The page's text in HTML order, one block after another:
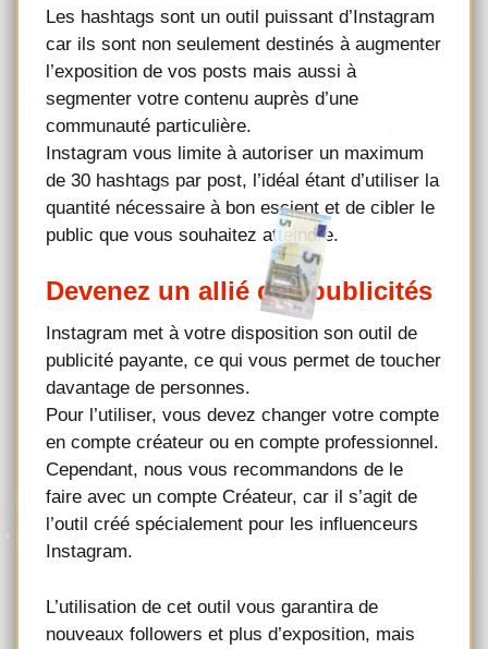
Les hashtags sont un outil puissant d’Instagram
car ils sont non seulement destinés à augmenter
l’exposition de vos posts mais aussi à
segmenter votre contenu auprès d’une
communauté particulière.
Instagram vous limite à autoriser un maximum
de 30 hashtags par post, l’idéal étant d’utiliser la
quantité nécessaire à bon escient et de cibler le
public que vous souhaitez atteindre.
Devenez un allié des publicités
Instagram met à votre disposition son outil de
publicité payante, ce qui vous permet de toucher
davantage de personnes.
Pour l’utiliser, vous devez changer votre compte
en compte créateur ou en compte professionnel.
Cependant, nous vous recommandons de le
faire avec un compte Créateur, car il s’agit de
l’outil créé spécialement pour les influenceurs
Instagram.
L’utilisation de cet outil vous garantira de
nouveaux followers et plus d’exposition, mais